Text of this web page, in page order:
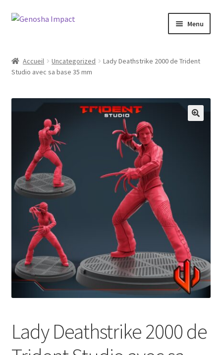
Aller
navigation
Aller
Menu
Cart
Checkout
My account
Wishlist
Accueil Uncategorized
Lady Deathstrike 2000 de Trident
Studio avec sa base 35 mm
Lady Deathstrike 2000 de